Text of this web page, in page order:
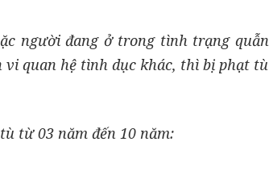
người đang ở trong tình trạng quẫn
quan hệ tình dục khác, thì bị phạt tù
từ 03 năm đến 10 năm: